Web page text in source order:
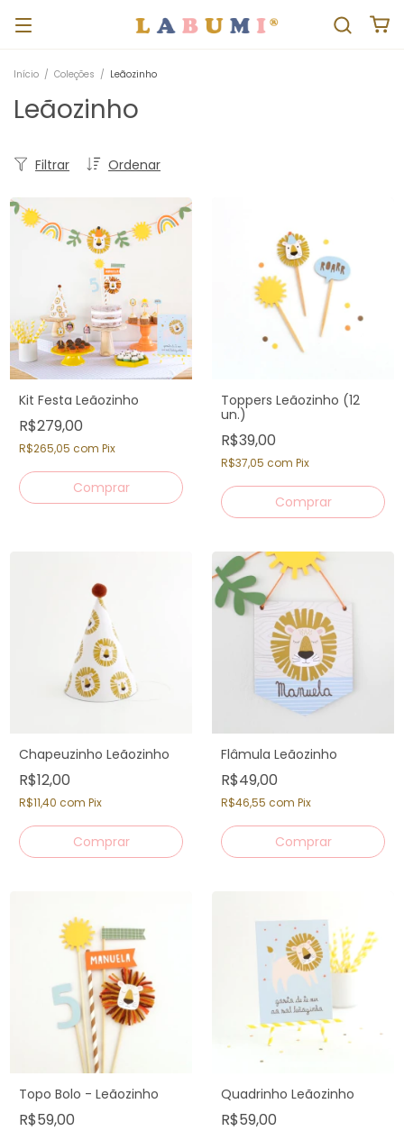
Início / Coleções / Leãozinho
Leãozinho
Ordenar
Filtrar
Kit Festa Leãozinho
R$279,00
R$265,05 com Pix
Toppers Leãozinho (12
un.)
R$39,00
R$37,05 com Pix
Chapeuzinho Leãozinho
R$12,00
R$11,40 com Pix
Flâmula Leãozinho
R$49,00
R$46,55 com Pix
Topo Bolo - Leãozinho
R$59,00
Quadrinho Leãozinho
R$59,00